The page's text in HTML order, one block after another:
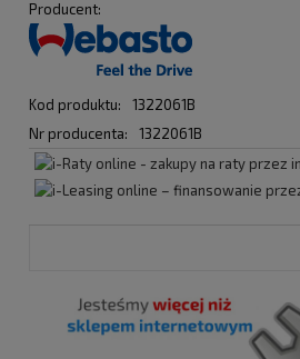
Producent:
Kod produktu:
1322061B
Nr producenta:
1322061B